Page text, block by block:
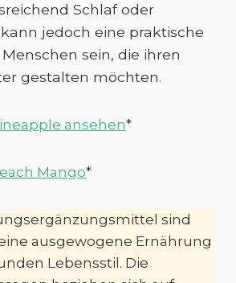
Schlaf oder
jedoch eine praktische
sein, die ihren
gestalten möchten.
ansehen*
Mango*
sind
ausgewogene Ernährung
Lebensstil. Die